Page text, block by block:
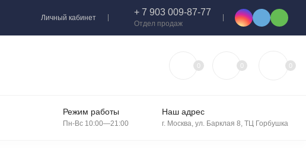
Личный кабинет
+ 7 903 009-87-77
Отдел продаж
0 0 0
Режим работы
Пн-Вс 10:00—21:00
Наш адрес
г. Москва, ул. Барклая 8, ТЦ Горбушка